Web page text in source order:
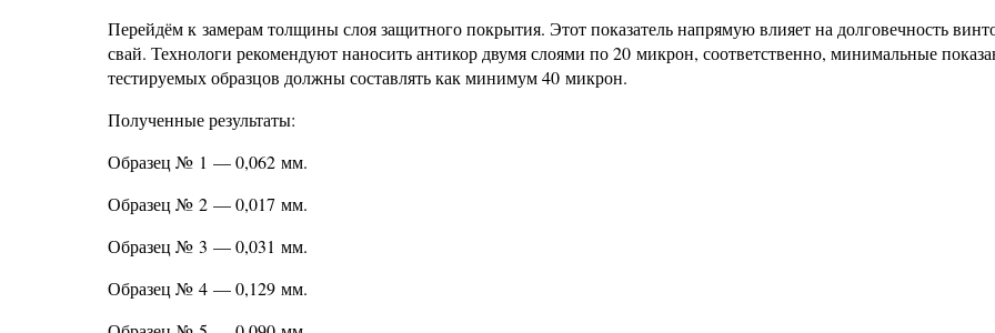
Перейдём к замерам толщины слоя защитного покрытия. Этот показатель напрямую влияет на долговечность
свай. Технологи рекомендуют наносить антикор двумя слоями по 20 микрон, соответственно, минимальные
тестируемых образцов должны составлять как минимум 40 микрон.
Полученные результаты:
Образец № 1 — 0,062 мм.
Образец № 2 — 0,017 мм.
Образец № 3 — 0,031 мм.
Образец № 4 — 0,129 мм.